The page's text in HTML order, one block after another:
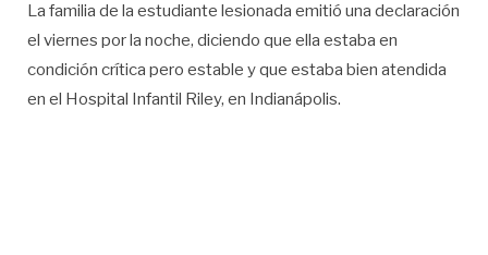
La familia de la estudiante lesionada emitió una declaración
el viernes por la noche, diciendo que ella estaba en
condición crítica pero estable y que estaba bien atendida
en el Hospital Infantil Riley, en Indianápolis.